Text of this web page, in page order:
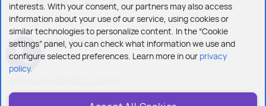
Copyright © 2026 Play - wszelkie prawa zastrzeżone dla Play
Ustawienia plików cookies
interests. With your consent, our partners may also access
information about your use of our service, using cookies or
similar technologies to personalize content. In the “Cookie
settings” panel, you can check what information we use and
configure selected preferences. Learn more in our privacy
policy.